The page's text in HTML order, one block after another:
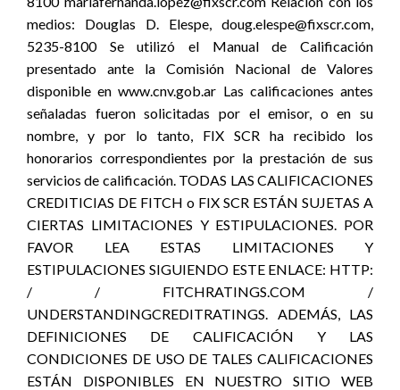
medios: Douglas D. Elespe, doug.elespe@fixscr.com,
5235-8100 Se utilizó el Manual de Calificación
presentado ante la Comisión Nacional de Valores
disponible en www.cnv.gob.ar Las calificaciones antes
señaladas fueron solicitadas por el emisor, o en su
nombre, y por lo tanto, FIX SCR ha recibido los
honorarios correspondientes por la prestación de sus
servicios de calificación. TODAS LAS CALIFICACIONES
CREDITICIAS DE FITCH o FIX SCR ESTÁN SUJETAS A
CIERTAS LIMITACIONES Y ESTIPULACIONES. POR
FAVOR LEA ESTAS LIMITACIONES Y
ESTIPULACIONES SIGUIENDO ESTE ENLACE: HTTP:
/ / FITCHRATINGS.COM /
UNDERSTANDINGCREDITRATINGS. ADEMÁS, LAS
DEFINICIONES DE CALIFICACIÓN Y LAS
CONDICIONES DE USO DE TALES CALIFICACIONES
ESTÁN DISPONIBLES EN NUESTRO SITIO WEB